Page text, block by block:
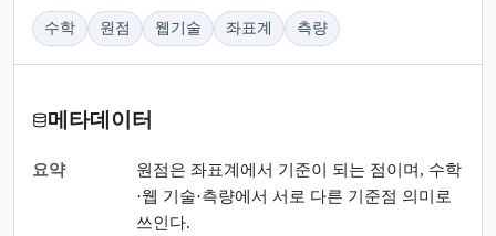
수학 원점 웹기술 좌표계 측량
메타데이터
요약
원점은 좌표계에서 기준이 되는 점이며, 수학
·웹 기술·측량에서 서로 다른 기준점 의미로
쓰인다.